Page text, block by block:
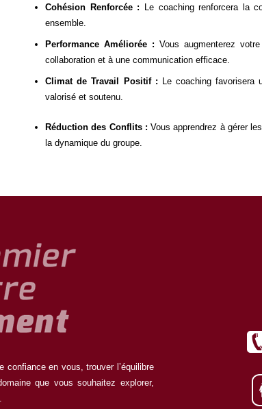
Cohésion Renforcée : Le coaching renforcera la
ensemble.
Performance Améliorée : Vous augmenterez
collaboration et à une communication efficace.
Climat de Travail Positif : Le coaching
valorisé et soutenu.
Réduction des Conflits : Vous apprendrez à gérer
la dynamique du groupe.
en vous, trouver l’équilibre
que vous souhaitez explorer,